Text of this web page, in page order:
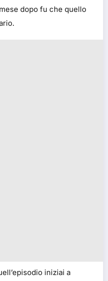
dopo fu che quello
iniziai a